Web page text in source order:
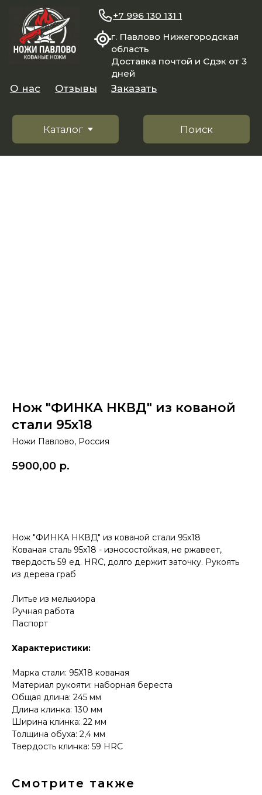
область
Доставка почтой и Сдэк от 3
Поиск
Каталог
Заказать
+7 996 130 131 1
Нож "ФИНКА НКВД" из кованой
стали 95х18
Ножи Павлово, Россия
5900,00 р.
Нож "ФИНКА НКВД" из кованой стали 95х18
Кованая сталь 95х18 - износостойкая, не ржавеет,
твердость 59 ед. HRC, долго держит заточку. Рукоять
из дерева граб
Литье из мельхиора
Ручная работа
Паспорт
Характеристики:
Марка стали: 95Х18 кованая
Материал рукояти: наборная береста
Общая длина: 245 мм
Длина клинка: 130 мм
Ширина клинка: 22 мм
Толщина обуха: 2,4 мм
Твердость клинка: 59 HRC
Смотрите также
Консультации по телефону и онлайн.
нашу продукцию. Позвоните нам или
оставьте запрос на звонок менеджера
для консультации
Адрес:"НОЖИ ПАВЛОВО", 606104,
ул. Восточная, 3Б (самовывоз), г. Павлово,
Нижегородская обл., Россия
ООО "ПТФ" ИНН 6686090373
Часы работы: ПН-ПТ с 09.00 до 17.00
Телефон: +7 (996) 130−131−1